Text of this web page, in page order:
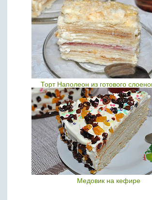
Торт Наполеон из готового
Медовик на кефире